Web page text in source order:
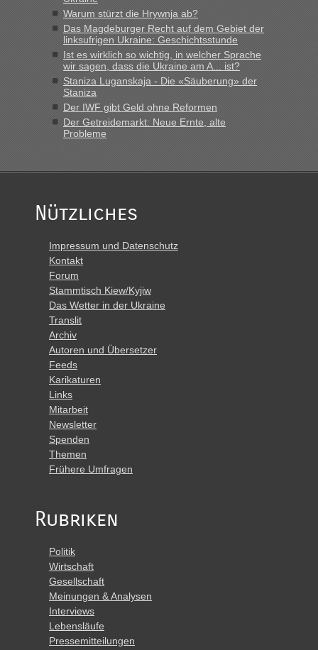
Warum stürzt die Hrywnja ab?
Das Magdeburger Recht auf dem Gebiet der
linksufrigen Ukraine: Geschichtsstunde
Ist es wirklich so wichtig, in welcher Sprache
wir sagen, dass die Ukraine am A... ist?
Staniza Luganskaja - Die «Säuberung» der
Staniza
Der IWF gibt Geld ohne Reformen
Der Getreidemarkt: Neue Ernte, alte
Probleme
Nützliches
Impressum und Datenschutz
Kontakt
Forum
Stammtisch Kiew/Kyjiw
Das Wetter in der Ukraine
Translit
Archiv
Autoren und Übersetzer
Feeds
Karikaturen
Links
Mitarbeit
Newsletter
Spenden
Themen
Frühere Umfragen
Rubriken
Politik
Wirtschaft
Gesellschaft
Meinungen & Analysen
Interviews
Lebensläufe
Pressemitteilungen